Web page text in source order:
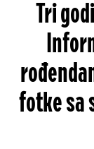
Tri
fotke sa